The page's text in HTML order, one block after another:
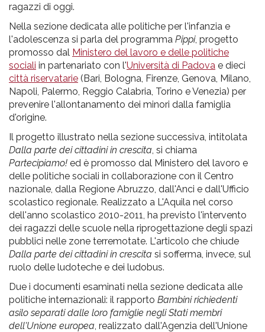
ragazzi di oggi.
Nella sezione dedicata alle politiche per l'infanzia e
l'adolescenza si parla del programma Pippi, progetto
promosso dal Ministero del lavoro e delle politiche
sociali in partenariato con l'Università di Padova e dieci
città riservatarie (Bari, Bologna, Firenze, Genova, Milano,
Napoli, Palermo, Reggio Calabria, Torino e Venezia) per
prevenire l'allontanamento dei minori dalla famiglia
d'origine.
Il progetto illustrato nella sezione successiva, intitolata
Dalla parte dei cittadini in crescita, si chiama
Partecipiamo! ed è promosso dal Ministero del lavoro e
delle politiche sociali in collaborazione con il Centro
nazionale, dalla Regione Abruzzo, dall'Anci e dall'Ufficio
scolastico regionale. Realizzato a L'Aquila nel corso
dell'anno scolastico 2010-2011, ha previsto l'intervento
dei ragazzi delle scuole nella riprogettazione degli spazi
pubblici nelle zone terremotate. L'articolo che chiude
Dalla parte dei cittadini in crescita si sofferma, invece, sul
ruolo delle ludoteche e dei ludobus.
Due i documenti esaminati nella sezione dedicata alle
politiche internazionali: il rapporto Bambini richiedenti
asilo separati dalle loro famiglie negli Stati membri
dell'Unione europea, realizzato dall'Agenzia dell'Unione